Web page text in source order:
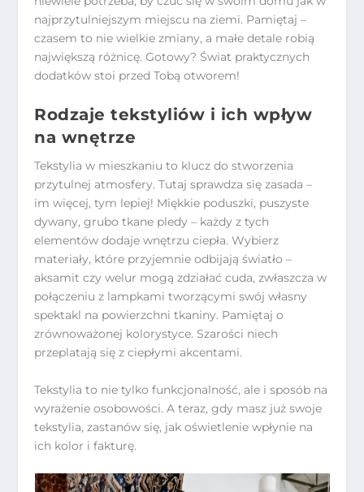
najprzytulniejszym miejscu na ziemi. Pamiętaj –
czasem to nie wielkie zmiany, a małe detale robią
największą różnicę. Gotowy? Świat praktycznych
dodatków stoi przed Tobą otworem!
Rodzaje tekstyliów i ich wpływ
na wnętrze
Tekstylia w mieszkaniu to klucz do stworzenia
przytulnej atmosfery. Tutaj sprawdza się zasada –
im więcej, tym lepiej! Miękkie poduszki, puszyste
dywany, grubo tkane pledy – każdy z tych
elementów dodaje wnętrzu ciepła. Wybierz
materiały, które przyjemnie odbijają światło –
aksamit czy welur mogą zdziałać cuda, zwłaszcza w
połączeniu z lampkami tworzącymi swój własny
spektakl na powierzchni tkaniny. Pamiętaj o
zrównoważonej kolorystyce. Szarości niech
przeplatają się z ciepłymi akcentami.
Tekstylia to nie tylko funkcjonalność, ale i sposób na
wyrażenie osobowości. A teraz, gdy masz już swoje
tekstylia, zastanów się, jak oświetlenie wpłynie na
ich kolor i fakturę.